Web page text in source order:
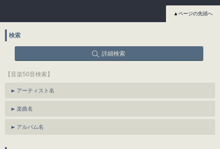
▲ページの先頭へ
検索
詳細検索
【音楽50音検索】
アーティスト名
楽曲名
アルバム名